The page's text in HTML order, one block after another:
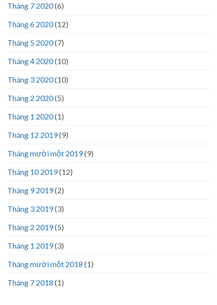
Tháng 7 2020(6)
Tháng 6 2020(12)
Tháng 5 2020(7)
Tháng 4 2020(10)
Tháng 3 2020(10)
Tháng 2 2020(5)
Tháng 1 2020(1)
Tháng 12 2019(9)
Tháng mười một 2019(9)
Tháng 10 2019(12)
Tháng 9 2019(2)
Tháng 3 2019(3)
Tháng 2 2019(5)
Tháng 1 2019(3)
Tháng mười một 2018 (1)
Tháng 7 2018 (1)